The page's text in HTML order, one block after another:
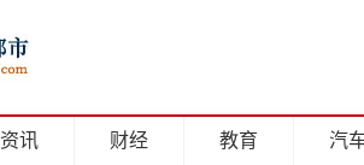
资讯 财经 教育 汽